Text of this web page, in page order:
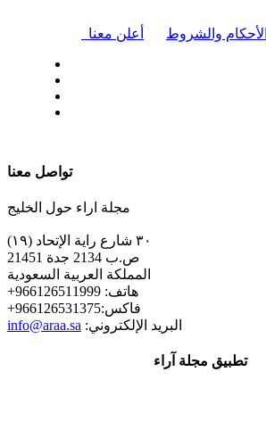
أعلن معنا الأحكام والشروط
تواصل معنا
مجلة اراء حول الخليج
٣٠ شارع راية الإتحاد (١٩)
ص.ب 2134 جدة 21451
المملكة العربية السعودية
+هاتف: 966126511999
+فاكس:966126531375
info@araa.sa :البريد الإلكتروني
تطبيق مجلة آراء